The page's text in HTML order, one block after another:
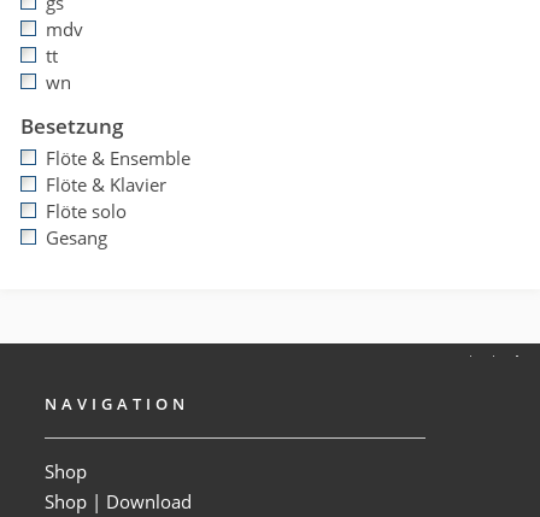
mdv
tt
wn
Besetzung
Flöte & Ensemble
Flöte & Klavier
Flöte solo
Gesang
NAVIGATION
Shop
Shop | Download